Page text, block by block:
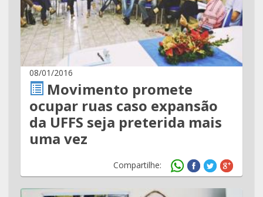
08/01/2016
Movimento promete
ocupar ruas caso expansão
da UFFS seja preterida mais
uma vez
Compartilhe: